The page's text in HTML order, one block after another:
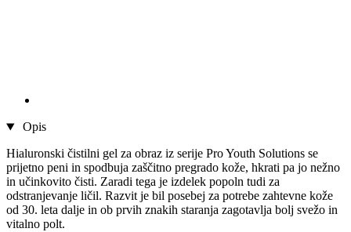
Opis
Hialuronski čistilni gel za obraz iz serije Pro Youth Solutions se
prijetno peni in spodbuja zaščitno pregrado kože, hkrati pa jo nežno
in učinkovito čisti. Zaradi tega je izdelek popoln tudi za
odstranjevanje ličil. Razvit je bil posebej za potrebe zahtevne kože
od 30. leta dalje in ob prvih znakih staranja zagotavlja bolj svežo in
vitalno polt.